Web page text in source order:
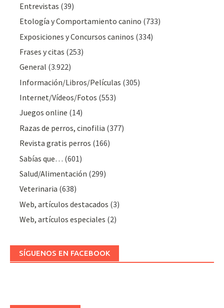
Entrevistas (39)
Etología y Comportamiento canino (733)
Exposiciones y Concursos caninos (334)
Frases y citas (253)
General (3.922)
Información/Libros/Películas (305)
Internet/Vídeos/Fotos (553)
Juegos online (14)
Razas de perros, cinofilia (377)
Revista gratis perros (166)
Sabías que… (601)
Salud/Alimentación (299)
Veterinaria (638)
Web, artículos destacados (3)
Web, artículos especiales (2)
SÍGUENOS EN FACEBOOK